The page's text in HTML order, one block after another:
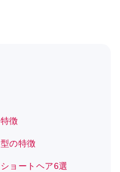
徴
の特徴
ョートヘア6選